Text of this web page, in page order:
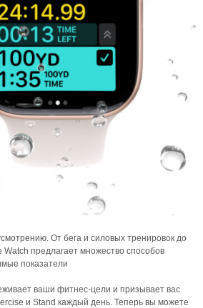
От бега и силовых тренировок до
предлагает множество способов
показатели
ваши фитнес-цели и призывает вас
и Stand каждый день. Теперь вы можете